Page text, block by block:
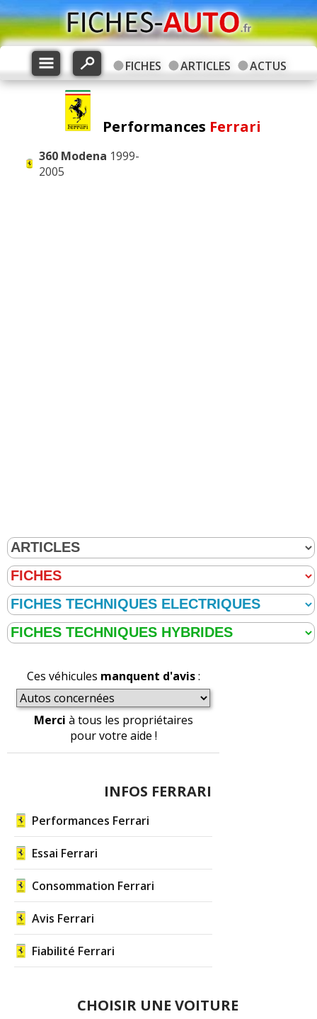
FICHES ARTICLES ACTUS
Performances Ferrari
360 Modena 1999-
2005
Ces véhicules manquent d'avis:
Merci à tous les propriétaires
pour votre aide !
INFOS FERRARI
Performances Ferrari
Essai Ferrari
Consommation Ferrari
Avis Ferrari
Fiabilité Ferrari
CHOISIR UNE VOITURE